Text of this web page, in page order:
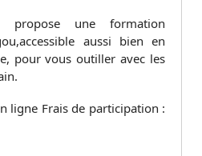
propose une formation
aussi bien en
pour vous outiller avec les
ligne Frais de participation :